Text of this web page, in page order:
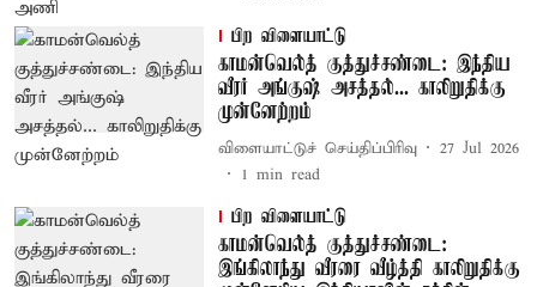
பிற விளையாட்டு
காமன்வெல்த் குத்துச்சண்டை: இந்திய
வீரர் அங்குஷ் அசத்தல்... காலிறுதிக்கு
முன்னேற்றம்
விளையாட்டுச் செய்திப்பிரிவு
27 Jul 2026
1 min read
பிற விளையாட்டு
காமன்வெல்த் குத்துச்சண்டை:
இங்கிலாந்து வீரரை வீழ்த்தி காலிறுதிக்கு